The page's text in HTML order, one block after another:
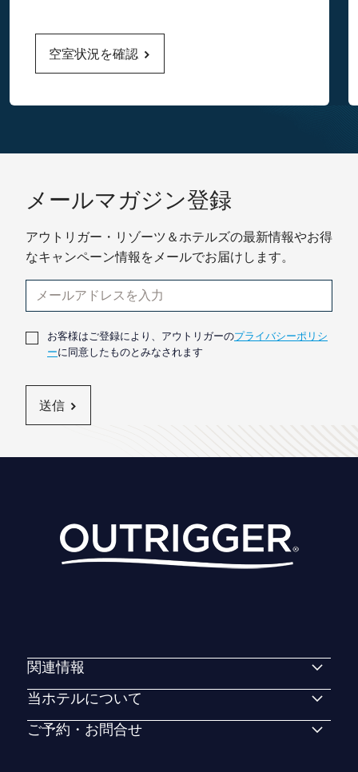
空室状況を確認
メールマガジン登録
アウトリガー・リゾーツ＆ホテルズの最新情報やお得
なキャンペーン情報をメールでお届けします。
お客様はご登録により、アウトリガーのプライバシーポリシ
ーに同意したものとみなされます
送信
関連情報
当ホテルについて
ご予約・お問合せ